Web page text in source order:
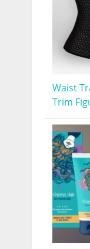
Waist
Trim